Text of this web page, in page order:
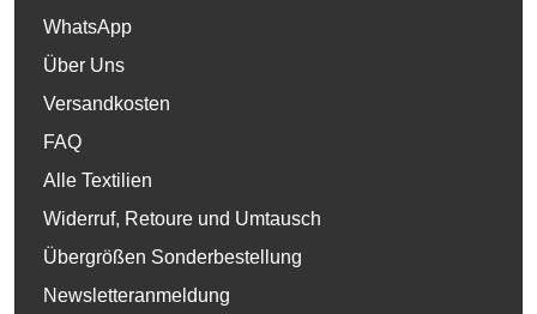
WhatsApp
Über Uns
Versandkosten
FAQ
Alle Textilien
Widerruf, Retoure und Umtausch
Übergrößen Sonderbestellung
Newsletteranmeldung